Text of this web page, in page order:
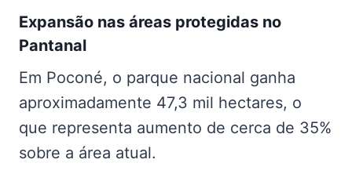
Expansão nas áreas protegidas no
Pantanal
Em Poconé, o parque nacional ganha
aproximadamente 47,3 mil hectares, o
que representa aumento de cerca de 35%
sobre a área atual.